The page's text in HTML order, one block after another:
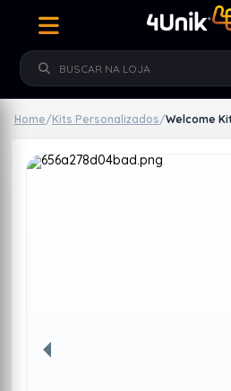
Home/Kits Personalizados/Welcome